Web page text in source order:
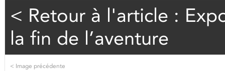
< Retour à l'article :
la fin de l’aventure
< Image précédente